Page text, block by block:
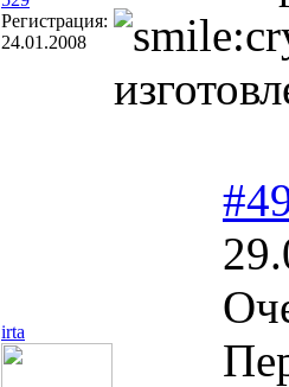
Регистрация:
24.01.2008
irta